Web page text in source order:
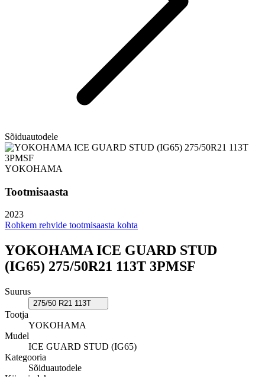
Sõiduautodele
YOKOHAMA
Tootmisaasta
2023
Rohkem rehvide tootmisaasta kohta
YOKOHAMA ICE GUARD STUD
(IG65) 275/50R21 113T 3PMSF
Suurus
275/50 R21 113T
Tootja
YOKOHAMA
Mudel
ICE GUARD STUD (IG65)
Kategooria
Sõiduautodele